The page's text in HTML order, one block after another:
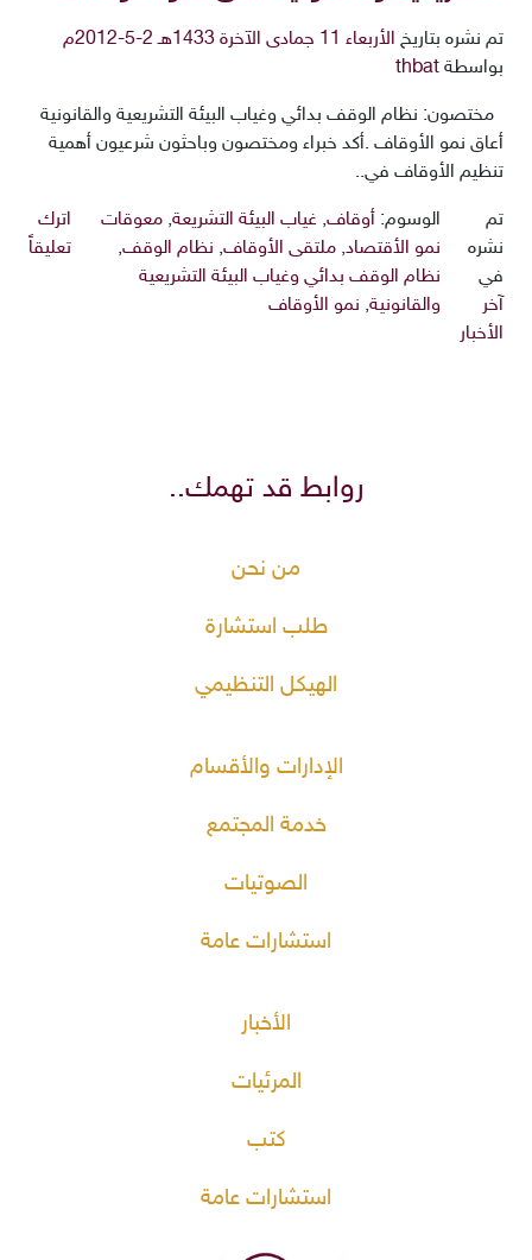
تم نشره بتاريخ الأربعاء 11 جمادى الآخرة 1433هـ 2-5-2012م
بواسطة thbat
مختصون: نظام الوقف بدائي وغياب البيئة التشريعية والقانونية
أعاق نمو الأوقاف .أكد خبراء ومختصون وباحثون شرعيون أهمية
تنظيم الأوقاف في..
تم
نشره
في
آخر
الأخبار
الوسوم: أوقاف, غياب البيئة التشريعة, معوقات
نمو الأقتصاد, ملتقى الأوقاف, نظام الوقف,
نظام الوقف بدائي وغياب البيئة التشريعية
والقانونية, نمو الأوقاف
اترك
تعليقاً
روابط قد تهمك..
من نحن
طلب استشارة
الهيكل التنظيمي
الإدارات والأقسام
خدمة المجتمع
الصوتيات
استشارات عامة
الأخبار
المرئيات
كتب
استشارات عامة